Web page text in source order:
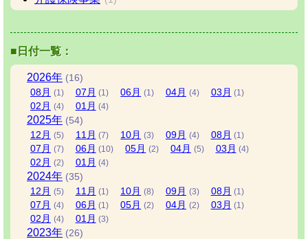
■日付一覧：
2026年 (16)
08月 (1) 07 月 (1) 06月 (1) 04月 (4) 03 月 (1)
02 月 (4) 01 月 (4)
2025年 (54)
12 月 (5) 11 月 (7) 10月 (3) 09月 (4) 08月 (1)
07 月 (7) 06月 (10) 05月 (2) 04月 (5) 03 月 (4)
02 月 (2) 01 月 (4)
2024年 (35)
12 月 (5) 11 月 (1) 10月 (8) 09月 (3) 08月 (1)
07 月 (4) 06月 (1) 05月 (2) 04月 (2) 03 月 (1)
02 月 (4) 01 月 (3)
2023年 (26)